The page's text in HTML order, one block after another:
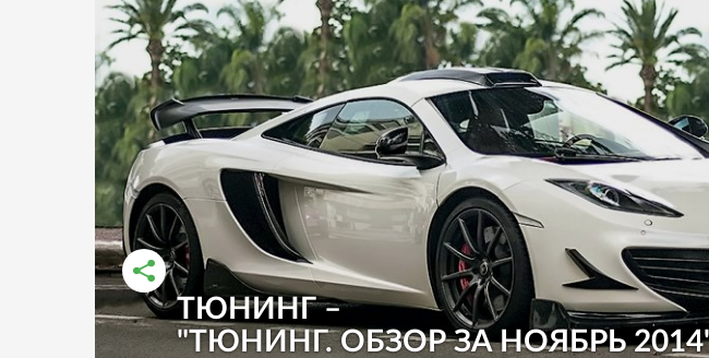
ТЮНИНГ –
"ТЮНИНГ. ОБЗОР ЗА НОЯБРЬ
РАССКАЗАТЬ ВО ВКОНТАКТЕ
РАССКАЗАТЬ В ОДНОКЛАССНИКАХ